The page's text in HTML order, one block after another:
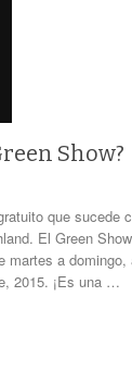
Show?
que sucede
El Green
martes a domingo,
2015. ¡Es una …